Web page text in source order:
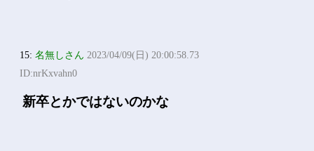
15:名無しさん 2023/04/09(日) 20:00:58.73
ID:nrKxvahn0
新卒とかではないのかな